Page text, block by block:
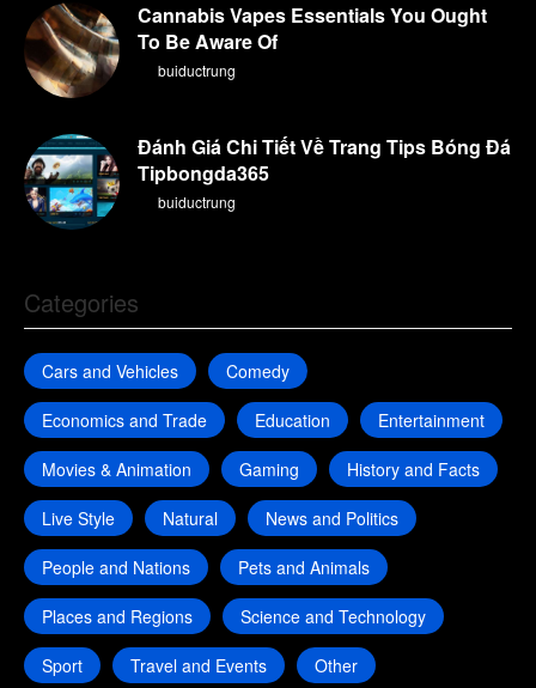
Cannabis Vapes Essentials You Ought
To Be Aware Of
buiductrung
Đánh Giá Chi Tiết Về Trang Tips Bóng Đá
Tipbongda365
buiductrung
Categories
Cars and Vehicles Comedy
Economics and Trade Education Entertainment
Movies & Animation Gaming History and Facts
Live Style Natural News and Politics
People and Nations Pets and Animals
Places and Regions Science and Technology
Sport Travel and Events Other